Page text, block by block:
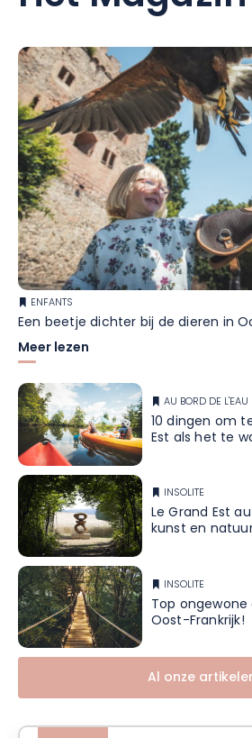
ENFANTS
Een beetje dichter bij de dieren in
Meer lezen
AU BORD DE L'EAU
10 dingen om
Est als het te
INSOLITE
Le Grand Est
kunst en
INSOLITE
Top
Oost-Frankrijk!
Al onze